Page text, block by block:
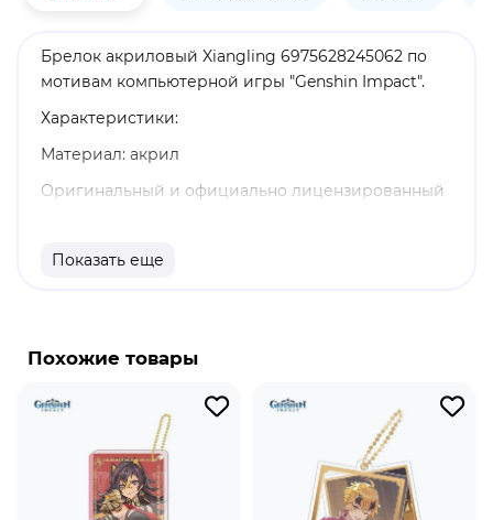
Брелок акриловый Xiangling 6975628245062 по
мотивам компьютерной игры "Genshin Impact".
Характеристики:
Материал: акрил
Оригинальный и официально лицензированный
Бренд: Genshin Impact
блюдами являются острые закуски, но она и сама
закружить врагов в огненном вихре. Ее
домашний питомец Гоба также не прочь отведать
ее восхитительных блюд, параллельно извергая
сокрушительное пламя на обидчиков хозяйки.
Показать еще
Похожие товары